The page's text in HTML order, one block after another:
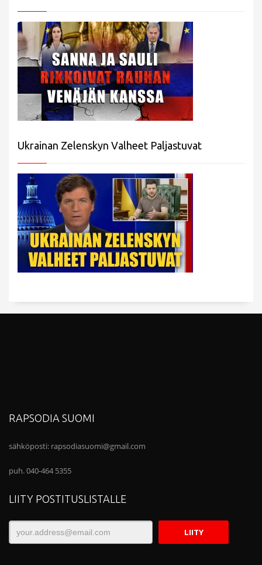
Ukrainan Zelenskyn Valheet Paljastuvat
RAPSODIA SUOMI
sähköposti: rapsodiasuomi@gmail.com
puh. 040-464 5355
LIITY POSTITUSLISTALLE